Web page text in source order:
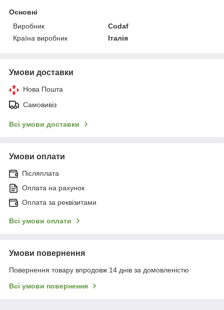
Основні
Виробник
Codaf
Країна виробник
Італія
Умови доставки
Нова Пошта
Самовивіз
Всі умови доставки
Умови оплати
Післяплата
Оплата на рахунок
Оплата за реквізитами
Всі умови оплати
Умови повернення
Повернення товару впродовж 14 днів за домовленістю
Всі умови повернення